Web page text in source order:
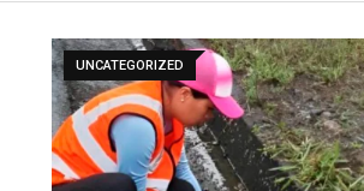
UNCATEGORIZED